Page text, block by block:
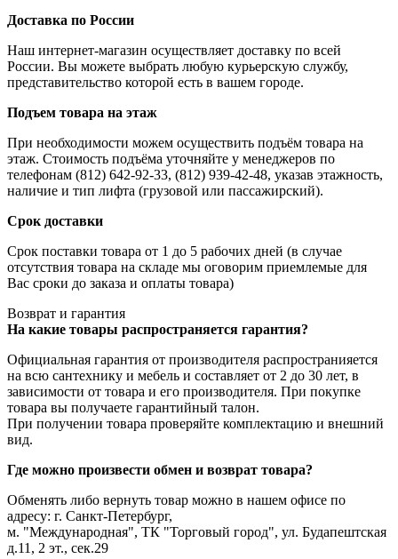
Доставка по России
Наш интернет-магазин осуществляет доставку по всей
России. Вы можете выбрать любую курьерскую службу,
представительство которой есть в вашем городе.
Подъем товара на этаж
При необходимости можем осуществить подъём товара на
этаж. Стоимость подъёма уточняйте у менеджеров по
телефонам (812) 642-92-33, (812) 939-42-48, указав этажность,
наличие и тип лифта (грузовой или пассажирский).
Срок доставки
Срок поставки товара от 1 до 5 рабочих дней (в случае
отсутствия товара на складе мы оговорим приемлемые для
Вас сроки до заказа и оплаты товара)
Возврат и гарантия
На какие товары распространяется гарантия?
Официальная гарантия от производителя распространияется
на всю сантехнику и мебель и составляет от 2 до 30 лет, в
зависимости от товара и его производителя. При покупке
товара вы получаете гарантийный талон.
При получении товара проверяйте комплектацию и внешний
вид.
Где можно произвести обмен и возврат товара?
Обменять либо вернуть товар можно в нашем офисе по
адресу: г. Санкт-Петербург,
м. "Международная", ТК "Торговый город", ул. Будапештская
д.11, 2 эт., сек.29